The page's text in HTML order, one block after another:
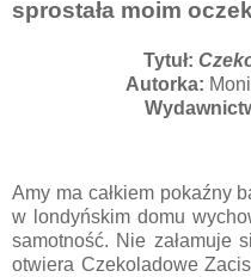
sprostała moim
Tytuł:
Autorka:
Amy ma całkiem pokaźny
w londyńskim domu
samotność. Nie załamuje
otwiera Czekoladowe